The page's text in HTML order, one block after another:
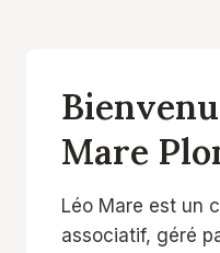
Mare
Léo Mare est un
associatif, géré